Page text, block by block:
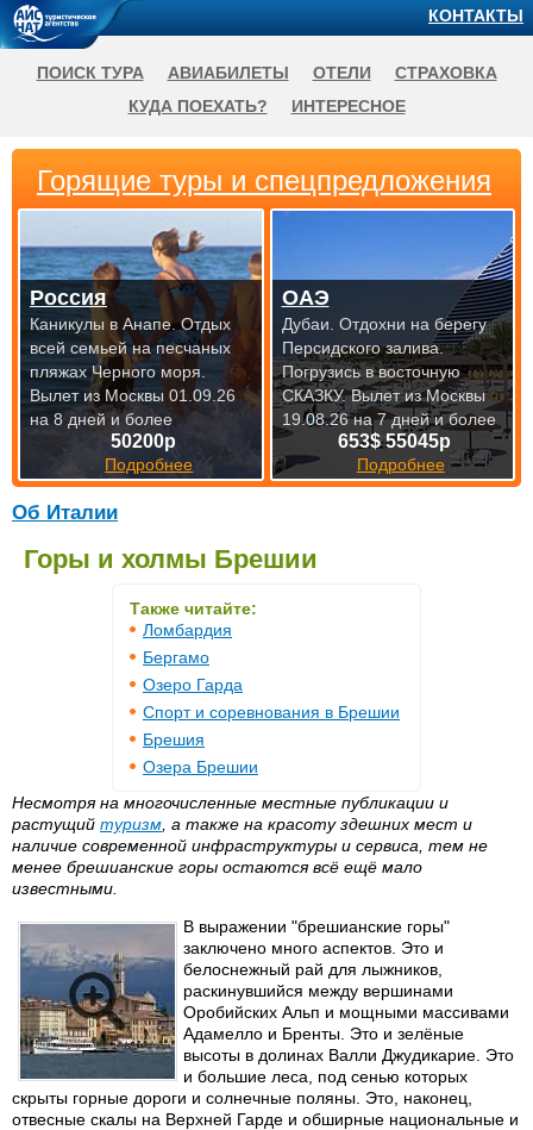
Об Италии
Горы и холмы Брешии
Также читайте:
Ломбардия
Бергамо
Озеро Гарда
Спорт и соревнования в Брешии
Брешия
Озера Брешии
Несмотря на многочисленные местные публикации и
растущий туризм , а также на красоту здешних мест и
наличие современной инфраструктуры и сервиса, тем не
менее брешианские горы остаются всё ещё мало
известными.
В выражении "брешианские горы"
заключено много аспектов. Это и
белоснежный рай для лыжников,
раскинувшийся между вершинами
Оробийских Альп и мощными массивами
Адамелло и Бренты. Это и зелёные
высоты в долинах Валли Джудикарие. Это
и большие леса, под сенью которых
скрыты горные дороги и солнечные поляны. Это, наконец,
отвесные скалы на Верхней Гарде и обширные национальные и
Горящие туры и спецпредложения
50200р
Подробнее
Россия
Каникулы в Анапе. Отдых
всей семьей на песчаных
пляжах Черного моря.
Вылет из Москвы 01.09.26
на 8 дней и более
653$ 55045р
Подробнее
ОАЭ
Дубаи. Отдохни на берегу
Персидского залива.
Погрузись в восточную
СКАЗКУ.Вылет из Москвы
19.08.26 на 7 дней и более
КОНТАКТЫ
ПОИСК ТУРА АВИАБИЛЕТЫ ОТЕЛИ
СТРАХОВКА
КУДА ПОЕХАТЬ?
ИНТЕРЕСНОЕ